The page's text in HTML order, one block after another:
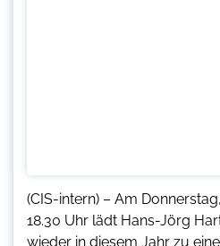
(CIS-intern) – Am
18.30 Uhr lädt Hans-Jörg
wieder in diesem Jahr zu